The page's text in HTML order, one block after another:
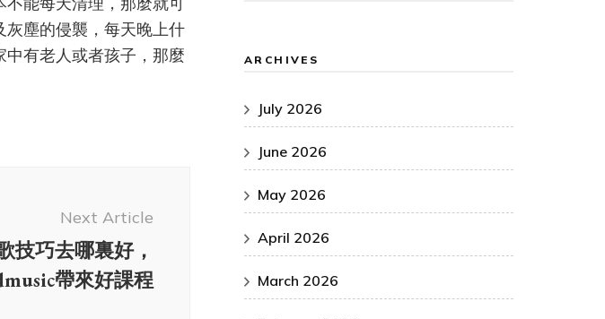
塵的侵襲，每天晚上什
有老人或者孩子，那麼
Next Article
技巧去哪裏好，
帶來好課程
ARCHIVES
July 2026
June 2026
May 2026
April 2026
March 2026